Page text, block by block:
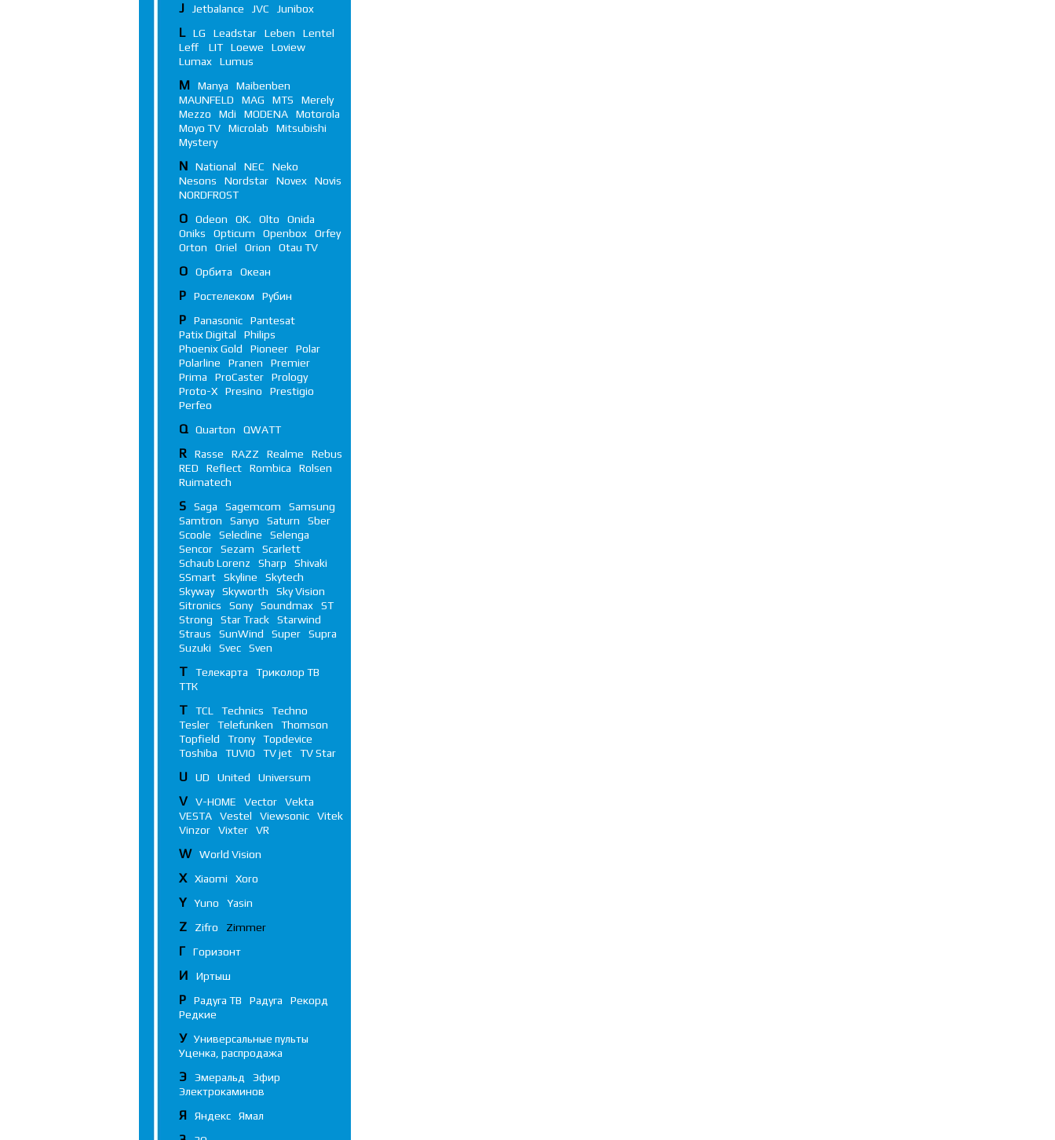
J Jetbalance JVC Junibox
L LG Leadstar Leben
Lentel
Leff
LIT Loewe
Loview
Lumax
Lumus
M Manya
Maibenben
MAUNFELD
MAG MTS
Merely
Mezzo
Mdi MODENA
Motorola
Moyo TV
Microlab
Mitsubishi
Mystery
N National NEC
Neko
Nesons
Nordstar Novex
Novis
NORDFROST
O Odeon OK. Olto
Onida
Oniks
Opticum Openbox
Orfey
Orton
Oriel Orion Otau TV
О Орбита Океан
Р Ростелеком Рубин
P Panasonic
Pantesat
Patix Digital
Philips
Phoenix Gold
Pioneer
Polar
Polarline
Pranen
Premier
Prima
ProCaster
Prology
Proto-X
Presino
Prestigio
Perfeo
Q Quarton QWATT
R Rasse RAZZ Realme
Rebus
RED
Reflect Rombica
Rolsen
Ruimatech
S Saga Sagemcom
Samsung
Samtron
Sanyo Saturn
Sber
Scoole
Selecline
Selenga
Sencor
Sezam
Scarlett
Schaub Lorenz
Sharp
Shivaki
SSmart
Skyline
Skytech
Skyway
Skyworth
Sky Vision
Sitronics
Sony Soundmax
ST
Strong
Star Track
Starwind
Straus
SunWind Super
Supra
Suzuki
Svec Sven
Т Телекарта
Триколор ТВ
ТТК
T TCL Technics
Techno
Tesler
Telefunken
Thomson
Topfield
Trony
Topdevice
Toshiba
TUVIO TV jet TV Star
U UD United Universum
V V-HOME Vector
Vekta
VESTA
Vestel Viewsonic
Vitek
Vinzor
Vixter VR
W World Vision
X Xiaomi Xoro
Y Yuno Yasin
Z Zifro Zimmer
Г Горизонт
И Иртыш
Р Радуга ТВ Радуга
Рекорд
Редкие
У
Универсальные пульты
Уценка, распродажа
Э Эмеральд
Эфир
Электрокаминов
Я Яндекс Ямал